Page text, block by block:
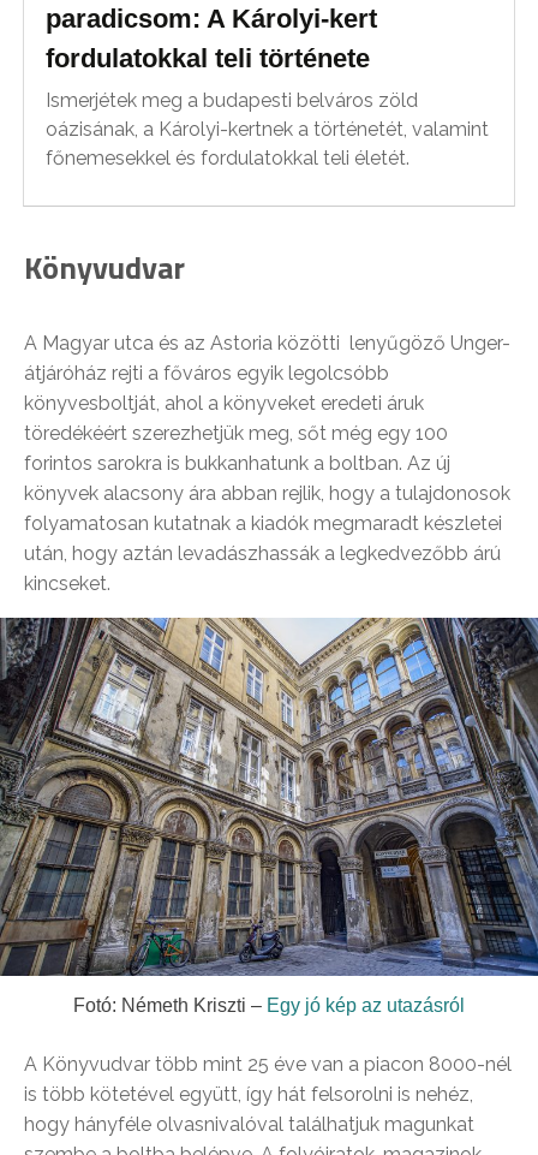
paradicsom: A Károlyi-kert
fordulatokkal teli története
Ismerjétek meg a budapesti belváros zöld
oázisának, a Károlyi-kertnek a történetét, valamint
főnemesekkel és fordulatokkal teli életét.
Könyvudvar
A Magyar utca és az Astoria közötti lenyűgöző Unger-
átjáróház rejti a főváros egyik legolcsóbb
könyvesboltját, ahol a könyveket eredeti áruk
töredékéért szerezhetjük meg, sőt még egy 100
forintos sarokra is bukkanhatunk a boltban. Az új
könyvek alacsony ára abban rejlik, hogy a tulajdonosok
folyamatosan kutatnak a kiadók megmaradt készletei
után, hogy aztán levadászhassák a legkedvezőbb árú
kincseket.
Fotó: Németh Kriszti – Egy jó kép az utazásról
A Könyvudvar több mint 25 éve van a piacon 8000-nél
is több kötetével együtt, így hát felsorolni is nehéz,
hogy hányféle olvasnivalóval találhatjuk magunkat